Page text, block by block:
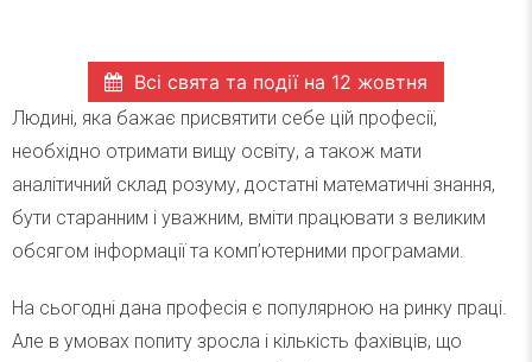
Всі свята та події на 12 жовтня
Людині, яка бажає присвятити себе цій професії,
необхідно отримати вищу освіту, а також мати
аналітичний склад розуму, достатні математичні знання,
бути старанним і уважним, вміти працювати з великим
обсягом інформації та комп’ютерними програмами.
На сьогодні дана професія є популярною на ринку праці.
Але в умовах попиту зросла і кількість фахівців, що